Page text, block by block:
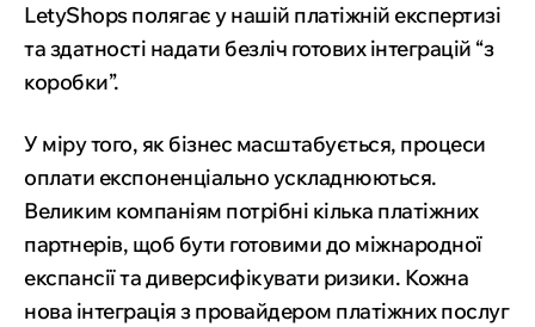
LetyShops полягає у нашій платіжній експертизі
та здатності надати безліч готових інтеграцій “з
коробки”.
У міру того, як бізнес масштабується, процеси
оплати експоненціально ускладнюються.
Великим компаніям потрібні кілька платіжних
партнерів, щоб бути готовими до міжнародної
експансії та диверсифікувати ризики. Кожна
нова інтеграція з провайдером платіжних послуг